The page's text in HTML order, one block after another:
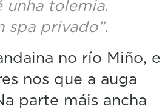
unha tolemia.
spa privado".
no río Miño, e
nos que a auga
parte máis ancha